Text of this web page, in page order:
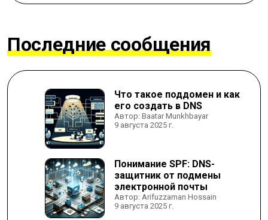
Последние сообщения
Что такое поддомен и как
его создать в DNS
Автор: Baatar Munkhbayar
9 августа 2025 г.
Понимание SPF: DNS-
защитник от подмены
электронной почты
Автор: Arifuzzaman Hossain
9 августа 2025 г.